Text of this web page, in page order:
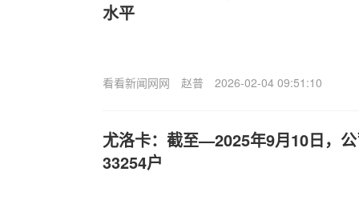
水平
看看新闻网网 赵普 2026-02-04 09:51:10
尤洛卡：截至—2025年9月10日，
33254户